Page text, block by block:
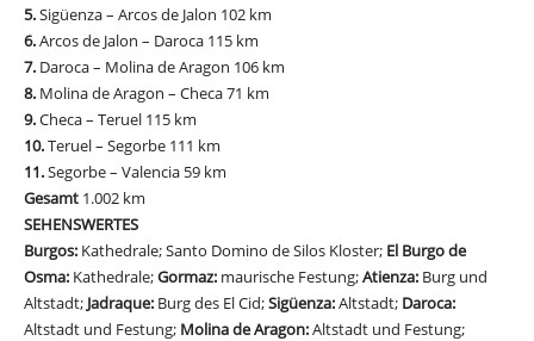
5.Sigüenza – Arcos de Jalon 102 km
6.Arcos de Jalon – Daroca 115 km
7. Daroca – Molina de Aragon 106 km
8. Molina de Aragon – Checa 71 km
9.Checa – Teruel 115 km
10.Teruel – Segorbe 111 km
11.Segorbe – Valencia 59 km
Gesamt 1.002 km
SEHENSWERTES
Burgos: Kathedrale; Santo Domino de Silos Kloster; El Burgo de
Osma: Kathedrale;Gormaz: maurische Festung;Atienza: Burg und
Altstadt; Jadraque: Burg des El Cid;Sigüenza:Altstadt; Daroca:
Altstadt und Festung; Molina de Aragon:Altstadt und Festung;